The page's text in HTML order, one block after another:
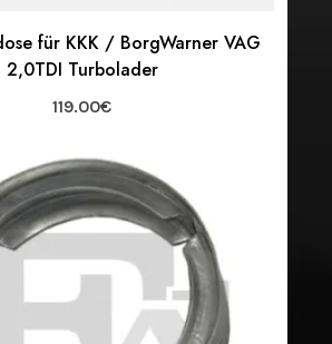
für KKK / BorgWarner VAG
2,0TDI Turbolader
119.00€